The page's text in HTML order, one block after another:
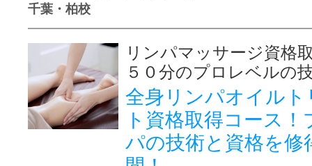
千葉・柏校
リンパマッサージ資格
５０分のプロレベルの
全身リンパオイルト
ト資格取得コース
パの技術と資格を